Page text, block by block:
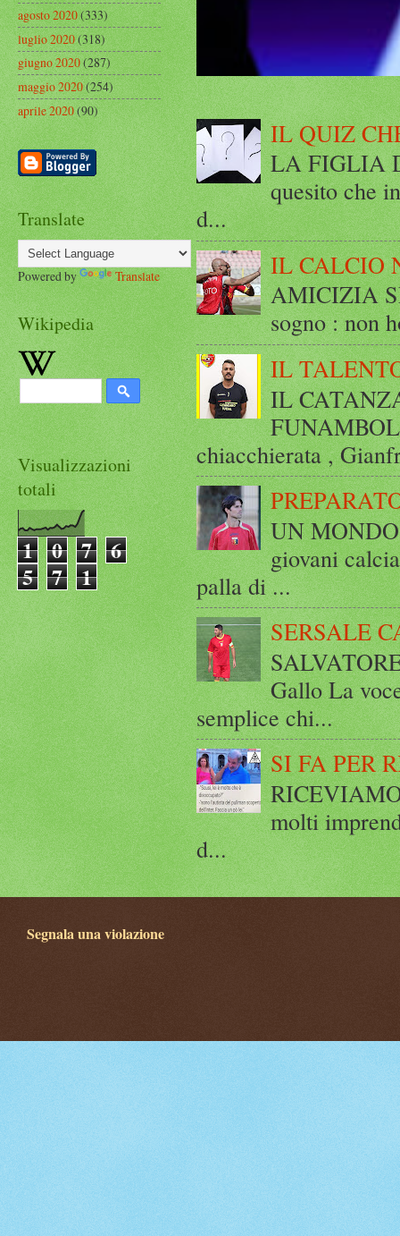
IL QUIZ
LA FIGLIA
quesito che
d...
IL CALCIO
AMICIZIA
sogno : non
IL
IL
chiacchierata ,
UN
giovani
palla di ...
SERSALE
Gallo La
semplice chi...
SI FA PER
molti
d...
agosto 2020(333)
luglio 2020(318)
giugno 2020(287)
maggio 2020(254)
aprile 2020(90)
Translate
Powered by Translate
Wikipedia
Visualizzazioni
totali
1 0 7 6
5 7 1
Segnala una violazione